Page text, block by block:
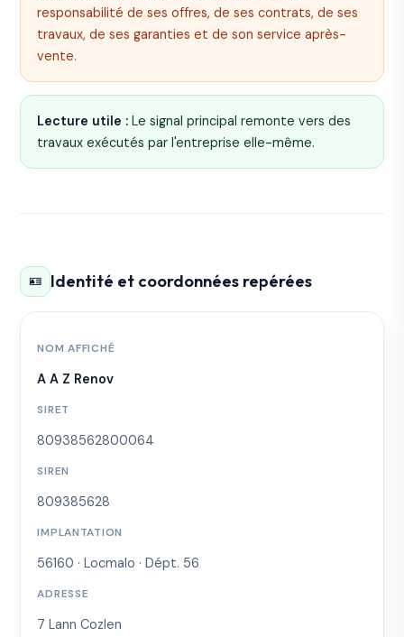
responsabilité de ses offres, de ses contrats, de ses
travaux, de ses garanties et de son service après-
vente.
Lecture utile : Le signal principal remonte vers des
travaux exécutés par l'entreprise elle-même.
🪪 Identité et coordonnées repérées
NOM AFFICHÉ
A A Z Renov
SIRET
80938562800064
SIREN
809385628
IMPLANTATION
56160 · Locmalo · Dépt. 56
ADRESSE
7 Lann Cozlen